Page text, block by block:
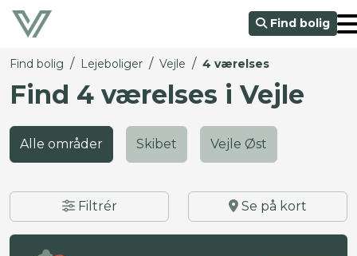
Find bolig
Find bolig / Lejeboliger / Vejle / 4 værelses
Find 4 værelses i Vejle
Alle områder Skibet Vejle Øst
Filtrér Se på kort